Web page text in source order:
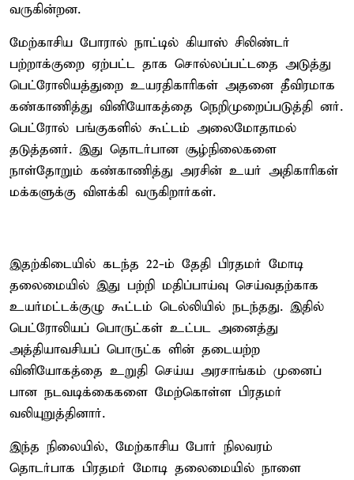
வருகின்றன.
மேற்காசிய போரால் நாட்டில் கியாஸ் சிலிண்டர்
பற்றாக்குறை ஏற்பட்ட தாக சொல்லப்பட்டதை அடுத்து
பெட்ரோலியத்துறை உயரதிகாரிகள் அதனை தீவிரமாக
கண்காணித்து வினியோகத்தை நெறிமுறைப்படுத்தி னர்.
பெட்ரோல் பங்குகளில் கூட்டம் அலைமோதாமல்
தடுத்தனர். இது தொடர்பான சூழ்நிலைகளை
நாள்தோறும் கண்காணித்து அரசின் உயர் அதிகாரிகள்
மக்களுக்கு விளக்கி வருகிறார்கள்.
இதற்கிடையில் கடந்த 22-ம் தேதி பிரதமர் மோடி
தலைமையில் இது பற்றி மதிப்பாய்வு செய்வதற்காக
உயர்மட்டக்குழு கூட்டம் டெல்லியில் நடந்தது. இதில்
பெட்ரோலியப் பொருட்கள் உட்பட அனைத்து
அத்தியாவசியப் பொருட்க ளின் தடையற்ற
வினியோகத்தை உறுதி செய்ய அரசாங்கம் முனைப்
பான நடவடிக்கைகளை மேற்கொள்ள பிரதமர்
வலியுறுத்தினார்.
இந்த நிலையில், மேற்காசிய போர் நிலவரம்
தொடர்பாக பிரதமர் மோடி தலைமையில் நாளை